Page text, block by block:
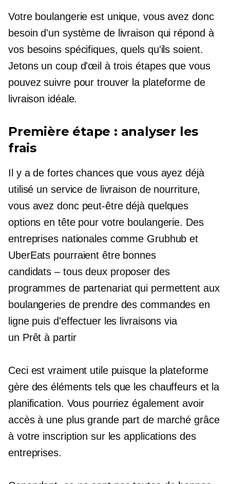
Votre boulangerie est unique, vous avez donc
besoin d'un système de livraison qui répond à
vos besoins spécifiques, quels qu'ils soient.
Jetons un coup d'œil à trois étapes que vous
pouvez suivre pour trouver la plateforme de
livraison idéale.
Première étape : analyser les
frais
Il y a de fortes chances que vous ayez déjà
utilisé un service de livraison de nourriture,
vous avez donc peut-être déjà quelques
options en tête pour votre boulangerie. Des
entreprises nationales comme Grubhub et
UberEats pourraient être bonnes
candidats – tous deuxproposer des
programmes de partenariat qui permettent aux
boulangeries de prendre des commandes en
ligne puis d'effectuer les livraisons via
un Prêt à partir
Ceci est vraiment utile puisque la plateforme
gère des éléments tels que les chauffeurs et la
planification. Vous pourriez également avoir
accès à une plus grande part de marché grâce
à votre inscription sur les applications des
entreprises.